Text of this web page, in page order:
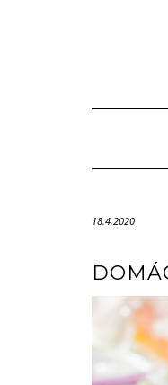
18.4.2020